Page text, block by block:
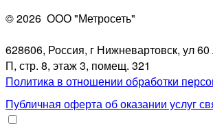
© 2026 ООО "Метросеть"
628606, Россия, г Нижневартовск, ул
П, стр. 8, этаж 3, помещ. 321
Политика в отношении обработки
Публичная оферта об оказании услуг